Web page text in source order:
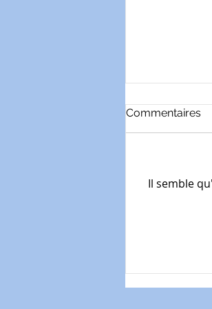
changent
Commentaires
Il semble